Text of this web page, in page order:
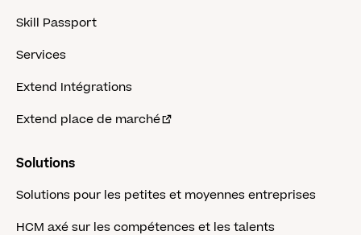
Skill Passport
Services
Extend Intégrations
Extend place de marché
Solutions
Solutions pour les petites et moyennes entreprises
HCM axé sur les compétences et les talents